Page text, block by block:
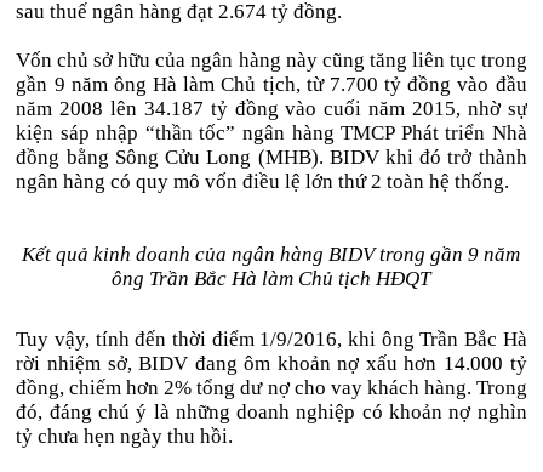
sau thuế ngân hàng đạt 2.674 tỷ đồng.
Vốn chủ sở hữu của ngân hàng này cũng tăng liên tục trong
gần 9 năm ông Hà làm Chủ tịch, từ 7.700 tỷ đồng vào đầu
năm 2008 lên 34.187 tỷ đồng vào cuối năm 2015, nhờ sự
kiện sáp nhập “thần tốc” ngân hàng TMCP Phát triển Nhà
đồng bằng Sông Cửu Long (MHB). BIDV khi đó trở thành
ngân hàng có quy mô vốn điều lệ lớn thứ 2 toàn hệ thống.
Kết quả kinh doanh của ngân hàng BIDV trong gần 9 năm
ông Trần Bắc Hà làm Chủ tịch HĐQT
Tuy vậy, tính đến thời điểm 1/9/2016, khi ông Trần Bắc Hà
rời nhiệm sở, BIDV đang ôm khoản nợ xấu hơn 14.000 tỷ
đồng, chiếm hơn 2% tổng dư nợ cho vay khách hàng. Trong
đó, đáng chú ý là những doanh nghiệp có khoản nợ nghìn
tỷ chưa hẹn ngày thu hồi.